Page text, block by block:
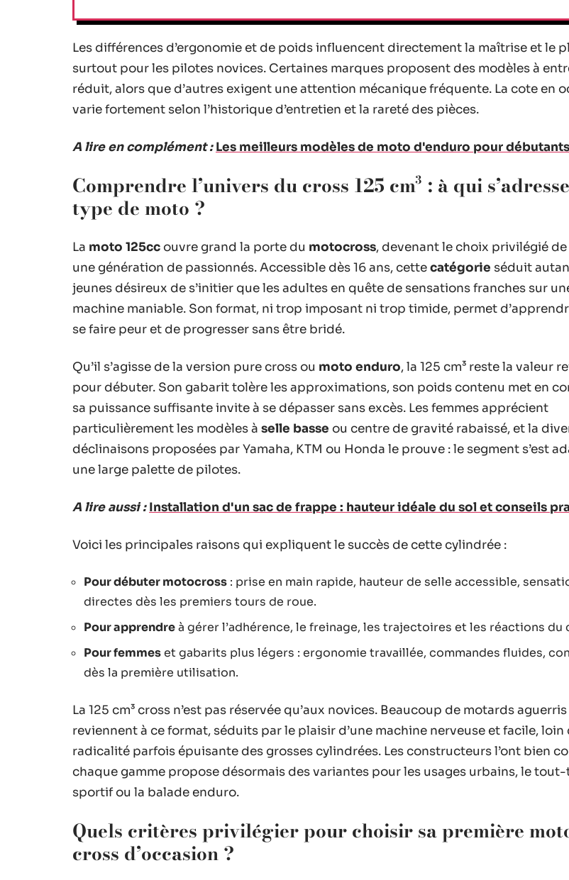
Les différences d’ergonomie et de poids influencent directement la maîtrise et le
surtout pour les pilotes novices. Certaines marques proposent des modèles à
réduit, alors que d’autres exigent une attention mécanique fréquente. La cote en
varie fortement selon l’historique d’entretien et la rareté des pièces.
A lire en complément : Les meilleurs modèles de moto d'enduro pour débutants
Comprendre l’univers du cross 125 cm³ : à qui
type de moto ?
La moto 125cc ouvre grand la porte du motocross, devenant le choix privilégié
une génération de passionnés. Accessible dès 16 ans, cettecatégorie séduit
jeunes désireux de s’initier que les adultes en quête de sensations franches sur
machine maniable. Son format, ni trop imposant ni trop timide, permet
se faire peur et de progresser sans être bridé.
Qu’il s’agisse de la version pure cross ou moto enduro, la 125 cm³ reste la valeur
pour débuter. Son gabarit tolère les approximations, son poids contenu met en
sa puissance suffisante invite à se dépasser sans excès. Les femmes apprécient
particulièrement les modèles à selle basse ou centre de gravité rabaissé, et la
déclinaisons proposées par Yamaha, KTM ou Honda le prouve : le segment s’est
une large palette de pilotes.
A lire aussi : Installation d'un sac de frappe : hauteur idéale du sol et conseils
Voici les principales raisons qui expliquent le succès de cette cylindrée :
Pour débuter motocross : prise en main rapide, hauteur de selle accessible,
directes dès les premiers tours de roue.
Pour apprendreà gérer l’adhérence, le freinage, les trajectoires et les réactions du
Pour femmeset gabarits plus légers : ergonomie travaillée, commandes fluides,
dès la première utilisation.
La 125 cm³ cross n’est pas réservée qu’aux novices. Beaucoup de motards aguerris
reviennent à ce format, séduits par le plaisir d’une machine nerveuse et facile, loin
radicalité parfois épuisante des grosses cylindrées. Les constructeurs l’ont bien
chaque gamme propose désormais des variantes pour les usages urbains, le
sportif ou la balade enduro.
Quels critères privilégier pour choisir sa première
cross d’occasion ?